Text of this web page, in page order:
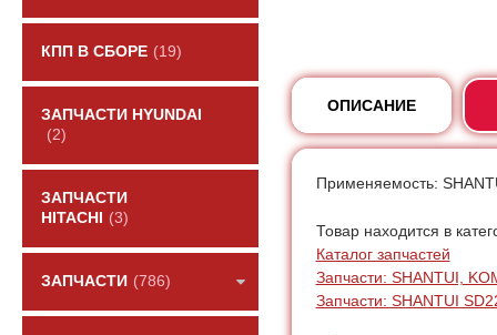
КПП В СБОРЕ (19)
ЗАПЧАСТИ HYUNDAI
(2)
ЗАПЧАСТИ
HITACHI
(3)
ЗАПЧАСТИ (786)
ОПИСАНИЕ
Применяемость:
Товар находится в
Каталог запчастей
Запчасти: SHANTUI,
Запчасти: SHANTUI